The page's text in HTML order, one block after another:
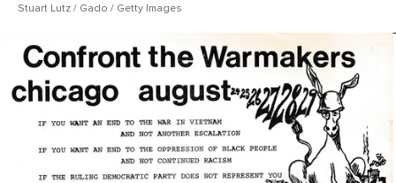
Stuart Lutz / Gado / Getty Images